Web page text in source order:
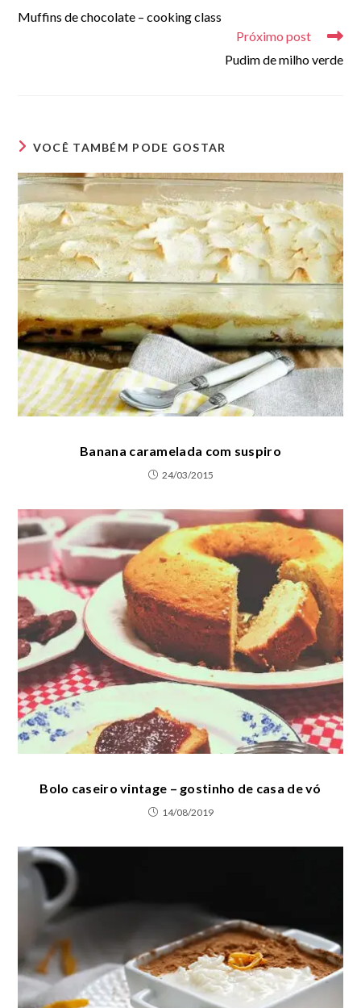
Muffins de chocolate – cooking class
Próximo post
Pudim de milho verde
VOCÊ TAMBÉM PODE GOSTAR
Banana caramelada com suspiro
24/03/2015
Bolo caseiro vintage – gostinho de casa de vó
14/08/2019